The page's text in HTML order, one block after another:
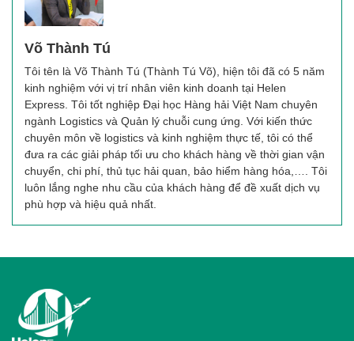
Võ Thành Tú
Tôi tên là Võ Thành Tú (Thành Tú Võ), hiện tôi đã có 5 năm
kinh nghiệm với vị trí nhân viên kinh doanh tại Helen
Express. Tôi tốt nghiệp Đại học Hàng hải Việt Nam chuyên
ngành Logistics và Quản lý chuỗi cung ứng. Với kiến thức
chuyên môn về logistics và kinh nghiệm thực tế, tôi có thể
đưa ra các giải pháp tối ưu cho khách hàng về thời gian vận
chuyển, chi phí, thủ tục hải quan, bảo hiểm hàng hóa,…. Tôi
luôn lắng nghe nhu cầu của khách hàng để đề xuất dịch vụ
phù hợp và hiệu quả nhất.